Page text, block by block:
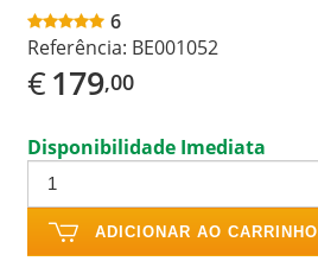
6
Referência: BE001052
€179,00
Disponibilidade Imediata
ADICIONAR AO CARRINHO